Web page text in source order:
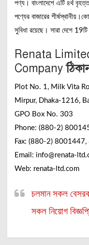
পণ্য। বাংলাদেশে এটি ৪র্থ
পণ্যের বাজারের
সুবিধা রয়েছে। সারা দেশে
Renata
Company
Plot No. 1, Milk Vita
Mirpur, Dhaka-1216,
GPO Box No. 303
Phone: (880-2)
Fax: (880-2)
Email: info@renata-
Web: renata-ltd.com
চলমান সকল
সকল নিয়োগ